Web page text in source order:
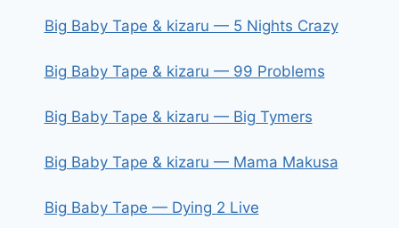
Big Baby Tape & kizaru — 5 Nights Crazy
Big Baby Tape & kizaru — 99 Problems
Big Baby Tape & kizaru — Big Tymers
Big Baby Tape & kizaru — Mama Makusa
Big Baby Tape — Dying 2 Live